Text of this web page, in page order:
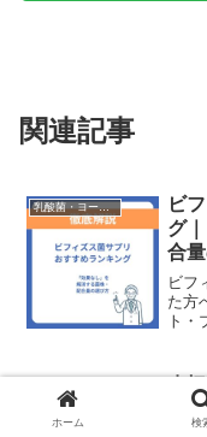
関連記事
乳酸菌・ヨーグルト
ビ
グ
合
ビフ
た方
ト・
水
レ
ホーム 検